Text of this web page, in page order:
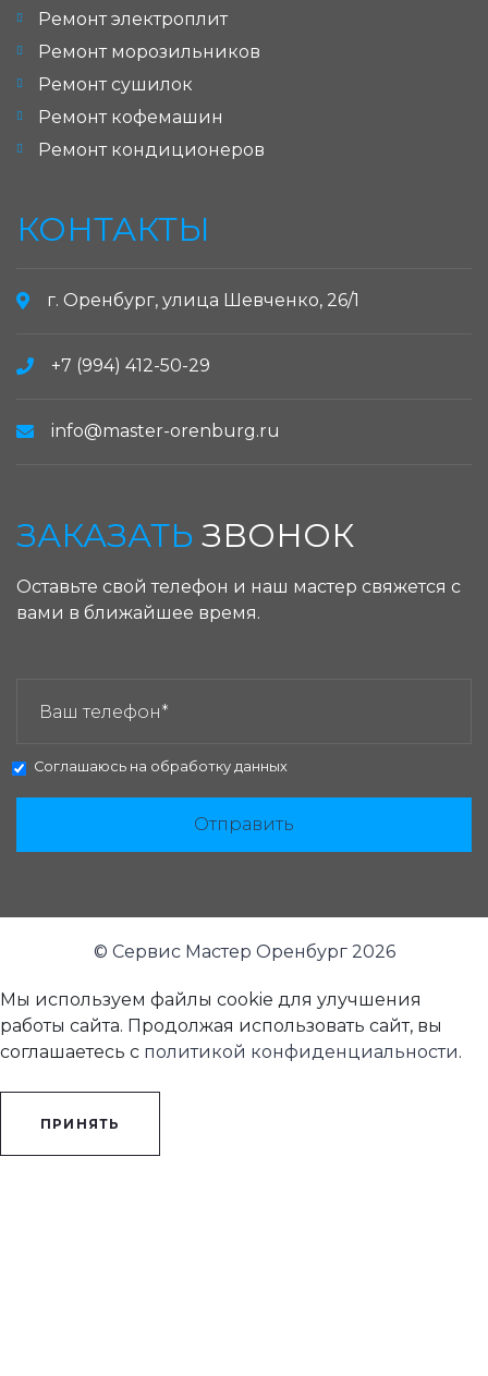
Ремонт электроплит
Ремонт морозильников
Ремонт сушилок
Ремонт кофемашин
Ремонт кондиционеров
КОНТАКТЫ
г. Оренбург, улица Шевченко, 26/1
+7 (994) 412-50-29
info@master-orenburg.ru
ЗАКАЗАТЬ ЗВОНОК
Оставьте свой телефон и наш мастер свяжется с
вами в ближайшее время.
Соглашаюсь на обработку данных
Отправить
© Сервис Мастер Оренбург 2026
Мы используем файлы cookie для улучшения
работы сайта. Продолжая использовать сайт, вы
соглашаетесь с политикой конфиденциальности.
ПРИНЯТЬ